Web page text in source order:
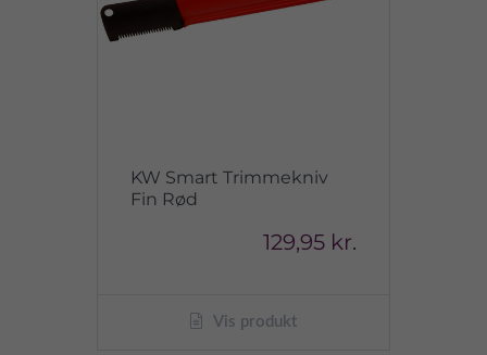
KW Smart Trimmekniv
Fin Rød
129,95 kr.
Vis produkt